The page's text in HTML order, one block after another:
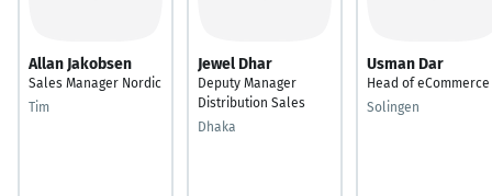
Allan Jakobsen
Sales Manager Nordic
Tim
Jewel Dhar
Deputy Manager
Distribution Sales
Dhaka
Usman Dar
Head of eCommerce
Solingen